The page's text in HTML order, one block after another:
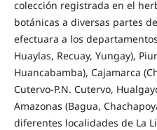
colección registrada en el
botánicas a diversas partes
efectuara a los
Huaylas, Recuay, Yungay),
Huancabamba), Cajamarca
Cutervo-P.N. Cutervo,
Amazonas (Bagua,
diferentes localidades de La